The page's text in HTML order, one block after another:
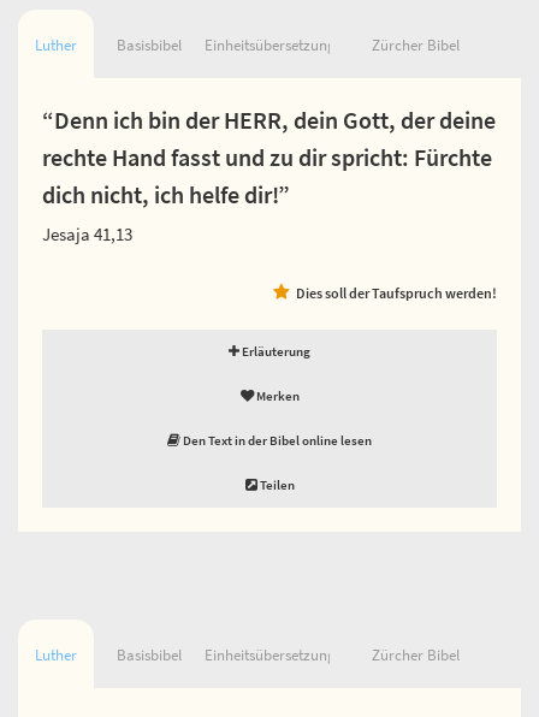
Luther Basisbibel Einheitsübersetzung Zürcher Bibel
“Denn ich bin der HERR, dein Gott, der deine
rechte Hand fasst und zu dir spricht: Fürchte
dich nicht, ich helfe dir!”
Jesaja 41,13
Dies soll der Taufspruch werden!
Erläuterung
Merken
Den Text in der Bibel online lesen
Teilen
Luther Basisbibel Einheitsübersetzung Zürcher Bibel